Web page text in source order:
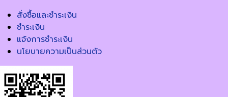
สั่งซื้อและชำระเงิน
ชำระเงิน
แจ้งการชำระเงิน
นโยบายความเป็นส่วนตัว